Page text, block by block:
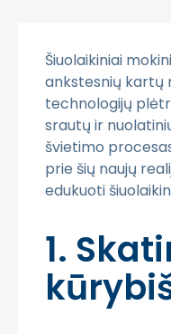
Šiuolaikiniai
ankstesnių kartų
technologijų
srautų ir
švietimo
prie šių naujų
edukuoti
1.